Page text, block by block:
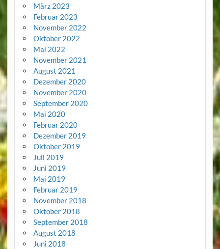
März 2023
Februar 2023
November 2022
Oktober 2022
Mai 2022
November 2021
August 2021
Dezember 2020
November 2020
September 2020
Mai 2020
Februar 2020
Dezember 2019
Oktober 2019
Juli 2019
Juni 2019
Mai 2019
Februar 2019
November 2018
Oktober 2018
September 2018
August 2018
Juni 2018